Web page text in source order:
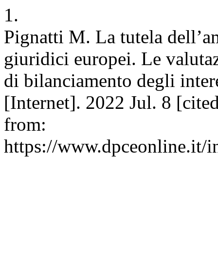
1.
Pignatti M. La tutela
giuridici europei. Le
di bilanciamento degli
[Internet]. 2022 Jul. 8
from:
https://www.dpceonline.it/